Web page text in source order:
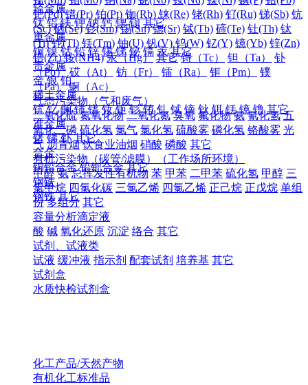
钯(Pd) 镨(Pr) 铂(Pt) 铷(Rb) 铼(Re) 铑(Rh) 钌(Ru) 锑(Sb) 钪
(Sc) 硒(Se) 钐(Sm) 锡(Sn) 锶(Sr) 铽(Tb) 碲(Te) 钍(Th) 钛
(Ti) 铊(Tl) 铥(Tm) 铀(U) 钒(V) 钨(W) 钇(Y) 镱(Yb) 锌(Zn)
锆(Zr) 铵(NH4) 汞（Hg） 其它 锝（Tc） 钽（Ta）
钋
（Po） 砹（At） 钫（Fr） 镭（Ra） 钷（Pm）
镤
（Pa） 锕（Ac）
气态污染物（气和废气）
二氧化硫 氮氧化物 二氧化氮 臭氧 氟化物 氨 氰化氢 五
氧化二磷 硫化氢 氯气 氯化氢 硫酸雾 磷化氢 铬酸雾 光
气 沥青烟 饮食业油烟 硝酸 磷酸 其它
有机污染物（碳管/滤膜）（工作场所环境）
甲醛 氨 总挥发性有机物 苯 甲苯 二甲苯 硫化氢 甲醇 三
氯甲烷 四氯化碳 三氯乙烯 四氯乙烯 正己烷 正戊烷 单组
份 多组分 其它
容量分析滴定液
酸 碱 氧化还原 沉淀 络合 其它
试剂、试液类
试液 缓冲液 指示剂 配套试剂 培养基 其它
试剂盒
水质快检试剂盒
轻金属
钛 铝 镁 钾 钠 钙 锶 钡 其它
重金属
铜 镍 钴 铅 锌 锡 锑 铋 镉 汞 其它
贵金属
金 银 铂
稀土金属
钪 钇 镧 铈 镨 钕 钷 钐 铕 钆 铽 镝 钬 铒 铥 镱 镥 其它
准金属
锗 锑 钋 其它
合金
铜铅合金 铅钯合金 其它
钢铁
钢铁 其它
化工产品/天然产物
有机化工标准品